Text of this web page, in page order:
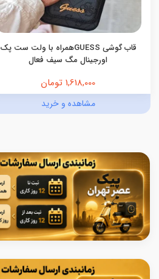
قاب گوشی GUESSهمراه با ولت ست پک
اورجینال مگ سیف فعال
1,618,000 تومان
مشاهده و خرید